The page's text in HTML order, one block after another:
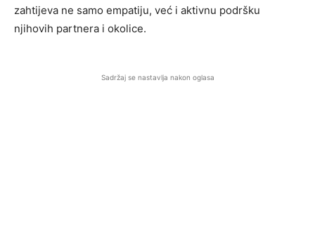
zahtijeva ne samo empatiju, već i aktivnu podršku
njihovih partnera i okolice.
Sadržaj se nastavlja nakon oglasa